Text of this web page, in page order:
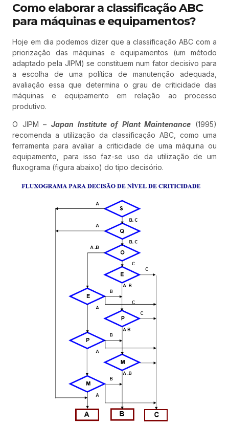
Como elaborar a classificação ABC
para máquinas e equipamentos?
Hoje em dia podemos dizer que a classificação ABC com a
priorização das máquinas e equipamentos (um método
adaptado pela JIPM) se constituem num fator decisivo para
a escolha de uma política de manutenção adequada,
avaliação essa que determina o grau de criticidade das
máquinas e equipamento em relação ao processo
produtivo.
O JIPM – Japan Institute of Plant Maintenance (1995)
recomenda a utilização da classificação ABC, como uma
ferramenta para avaliar a criticidade de uma máquina ou
equipamento, para isso faz-se uso da utilização de um
fluxograma (figura abaixo) do tipo decisório.